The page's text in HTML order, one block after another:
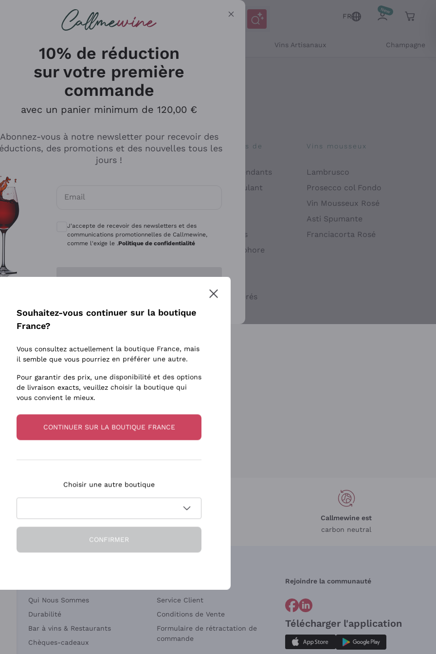
FR
Vins Artisanaux Champagne
Explorer le catalogue
Producteurs
Mascarello Bartolo
Rinaldi Giuseppe
Tenuta San Leonardo
Alessandra Divella
Sedilesu
Ceretto
Les philosophies de
Vignerons Indépendants
Recoltant Manipulant
Levures indigènes
Vins Faits en Amphore
Vins Biologiques
Vins blancs macérés
Vins mousseux
Lambrusco
Prosecco col Fondo
Vin Mousseux Rosé
Asti Spumante
Franciacorta Rosé
en 2-4 jours
en France
Paiement
en 3 fois
Callmewine est
carbon neutral
Qui Nous Sommes
Durabilité
Bar à vins & Restaurants
Chèques-cadeaux
Service Client
Conditions de Vente
Formulaire de rétractation de
commande
Rejoindre la communauté
Télécharger l'application
10% de réduction
sur votre première
commande
avec un panier minimum de 120,00 €
Abonnez-vous à notre newsletter pour recevoir des
des promotions et des nouvelles tous les
jours !
Email
Consentements optionnels pour recevoir des communications et des offres personnalisées
J'accepte de recevoir des newsletters et des
communications promotionnelles de Callmewine,
comme l'exige le .Politique de confidentialité
Enregistre-moi
plus d'informations, veuillez lire notrePolitique de confidentialité
Souhaitez-vous continuer sur la boutique
France?
Vous consultez actuellement la boutique France, mais
il semble que vous pourriez en préférer une autre.
Pour garantir des prix, une disponibilité et des options
de livraison exacts, veuillez choisir la boutique qui
vous convient le mieux.
CONTINUER SUR LA BOUTIQUE FRANCE
Choisir une autre boutique
CONFIRMER